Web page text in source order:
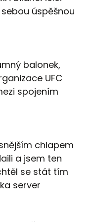
úspěšnou
balonek,
UFC
spojením
chlapem
a jsem ten
se stát tím
server